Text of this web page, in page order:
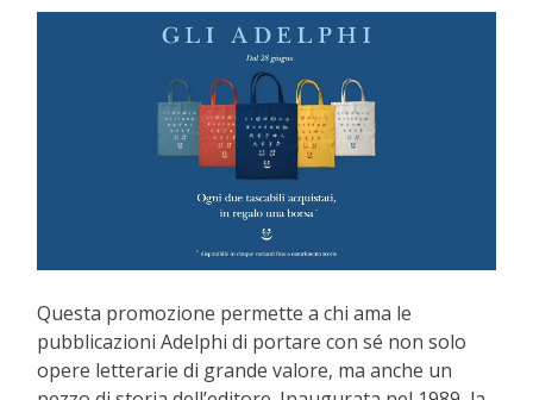
Questa promozione permette a chi ama le
pubblicazioni Adelphi di portare con sé non solo
opere letterarie di grande valore, ma anche un